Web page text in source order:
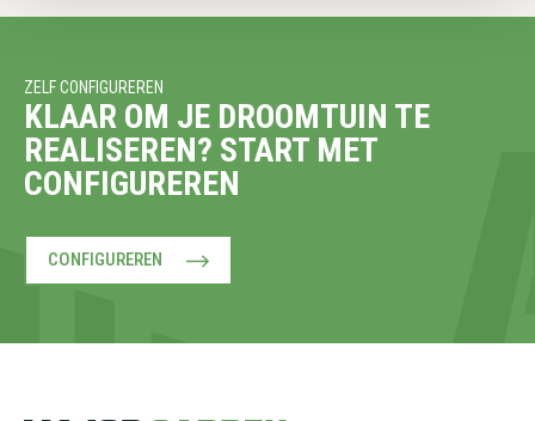
ZELF CONFIGUREREN
KLAAR OM JE DROOMTUIN TE
REALISEREN? START MET
CONFIGUREREN
CONFIGUREREN